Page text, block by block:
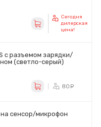
Сегодня
дилерская
цена!
с разъемом зарядки/
(светло-серый)
80
сенсор/микрофон